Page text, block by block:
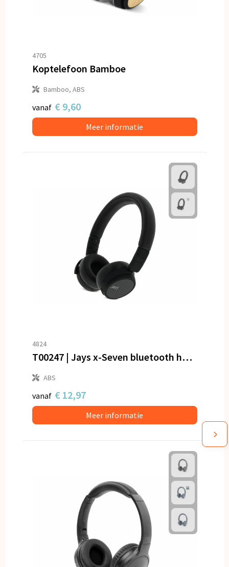
4705
Koptelefoon Bamboe
Bamboo, ABS
vanaf € 9,60
Meer informatie
4824
T00247 | Jays x-Seven bluetooth hoofdtelefoon
ABS
vanaf € 12,97
Meer informatie